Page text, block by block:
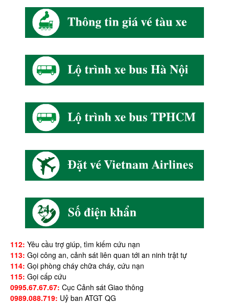
112: Yêu cầu trợ giúp, tìm kiếm cứu nạn
113: Gọi công an, cảnh sát liên quan tới an ninh trật tự
114: Gọi phòng cháy chữa cháy, cứu nạn
115: Gọi cấp cứu
0995.67.67.67: Cục Cảnh sát Giao thông
0989.088.719: Uỷ ban ATGT QG